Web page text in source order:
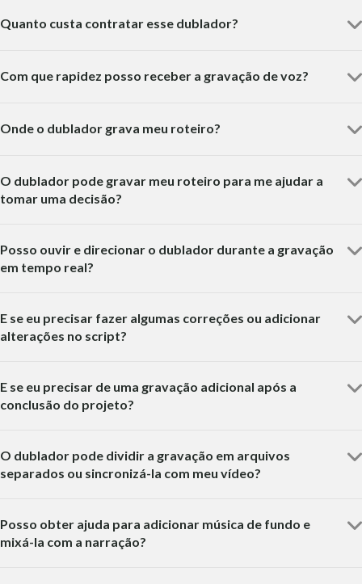
Quanto custa contratar esse dublador?
Com que rapidez posso receber a gravação de voz?
Onde o dublador grava meu roteiro?
O dublador pode gravar meu roteiro para me ajudar a
tomar uma decisão?
Posso ouvir e direcionar o dublador durante a gravação
em tempo real?
E se eu precisar fazer algumas correções ou adicionar
alterações no script?
E se eu precisar de uma gravação adicional após a
conclusão do projeto?
O dublador pode dividir a gravação em arquivos
separados ou sincronizá-la com meu vídeo?
Posso obter ajuda para adicionar música de fundo e
mixá-la com a narração?